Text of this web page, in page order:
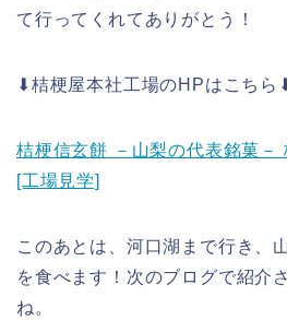
て行ってくれてありがとう！
⬇︎桔梗屋本社工場のHPはこちら
桔梗信玄餅 －山梨の代表銘菓－
[工場見学]
このあとは、河口湖まで行き、
を食べます！次のブログで紹介
ね。